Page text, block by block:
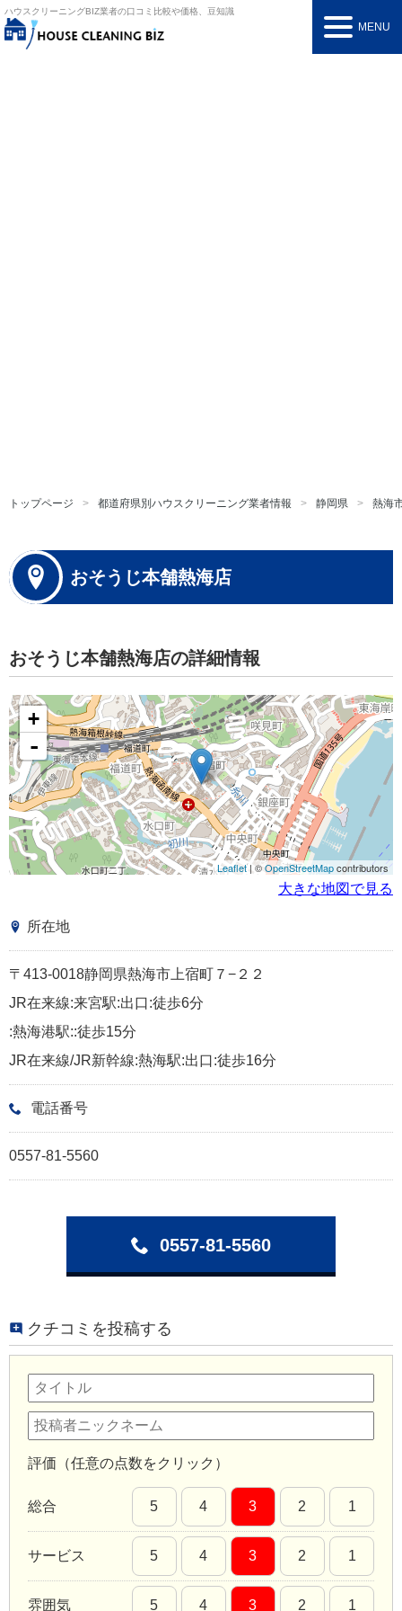
ハウスクリーニングBIZ業者の口コミ比較や価格、豆知識
MENU
トップページ 都道府県別ハウスクリーニング業者情報 静岡県 熱海
おそうじ本舗熱海店
おそうじ本舗熱海店の詳細情報
+
-
Leaflet| ©OpenStreetMapcontributors
大きな地図で見る
所在地
〒413-0018静岡県熱海市上宿町７−２２
JR在来線:来宮駅:出口:徒歩6分
:熱海港駅::徒歩15分
JR在来線/JR新幹線:熱海駅:出口:徒歩16分
電話番号
0557-81-5560
0557-81-5560
クチコミを投稿する
評価（任意の点数をクリック）
総合 5 4 3 2 1
サービス 5 4 3 2 1
雰囲気 5 4 3 2 1